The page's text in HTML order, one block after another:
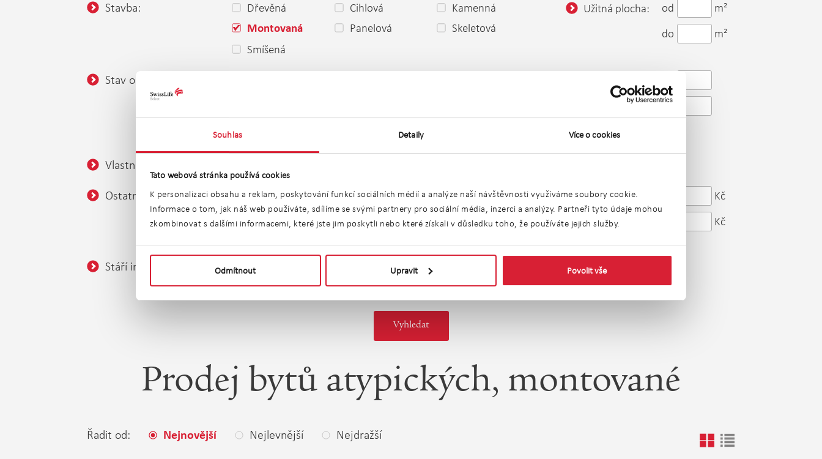
Souhlas Detaily Více o cookies
Tato webová stránka používá cookies
K personalizaci obsahu a reklam, poskytování funkcí sociálních médií a analýze naší návštěvnosti využíváme soubory cookie.
Informace o tom, jak náš web používáte, sdílíme se svými partnery pro sociální média, inzerci a analýzy. Partneři tyto údaje mohou
zkombinovat s dalšími informacemi, které jste jim poskytli nebo které získali v důsledku toho, že používáte jejich služby.
Odmítnout Upravit Povolit vše
Stavba: Dřevěná Cihlová Kamenná
Montovaná Panelová
Skeletová
Smíšená
Užitná plocha: od
m²
do
m²
Stav objektu:
K demolici
Před
rekonstrukcí
Po rekonstrukci
do
Vlastnictví:
Ostatní: Balkón Lodžie
Terasa
Sklep
Parkování
Garáž
Cena: od
Kč
Kč
Stáří inzerátu: bez omezení
Prodej bytů atypických, montované
Řadit od: Nejnovější Nejlevnější Nejdražší